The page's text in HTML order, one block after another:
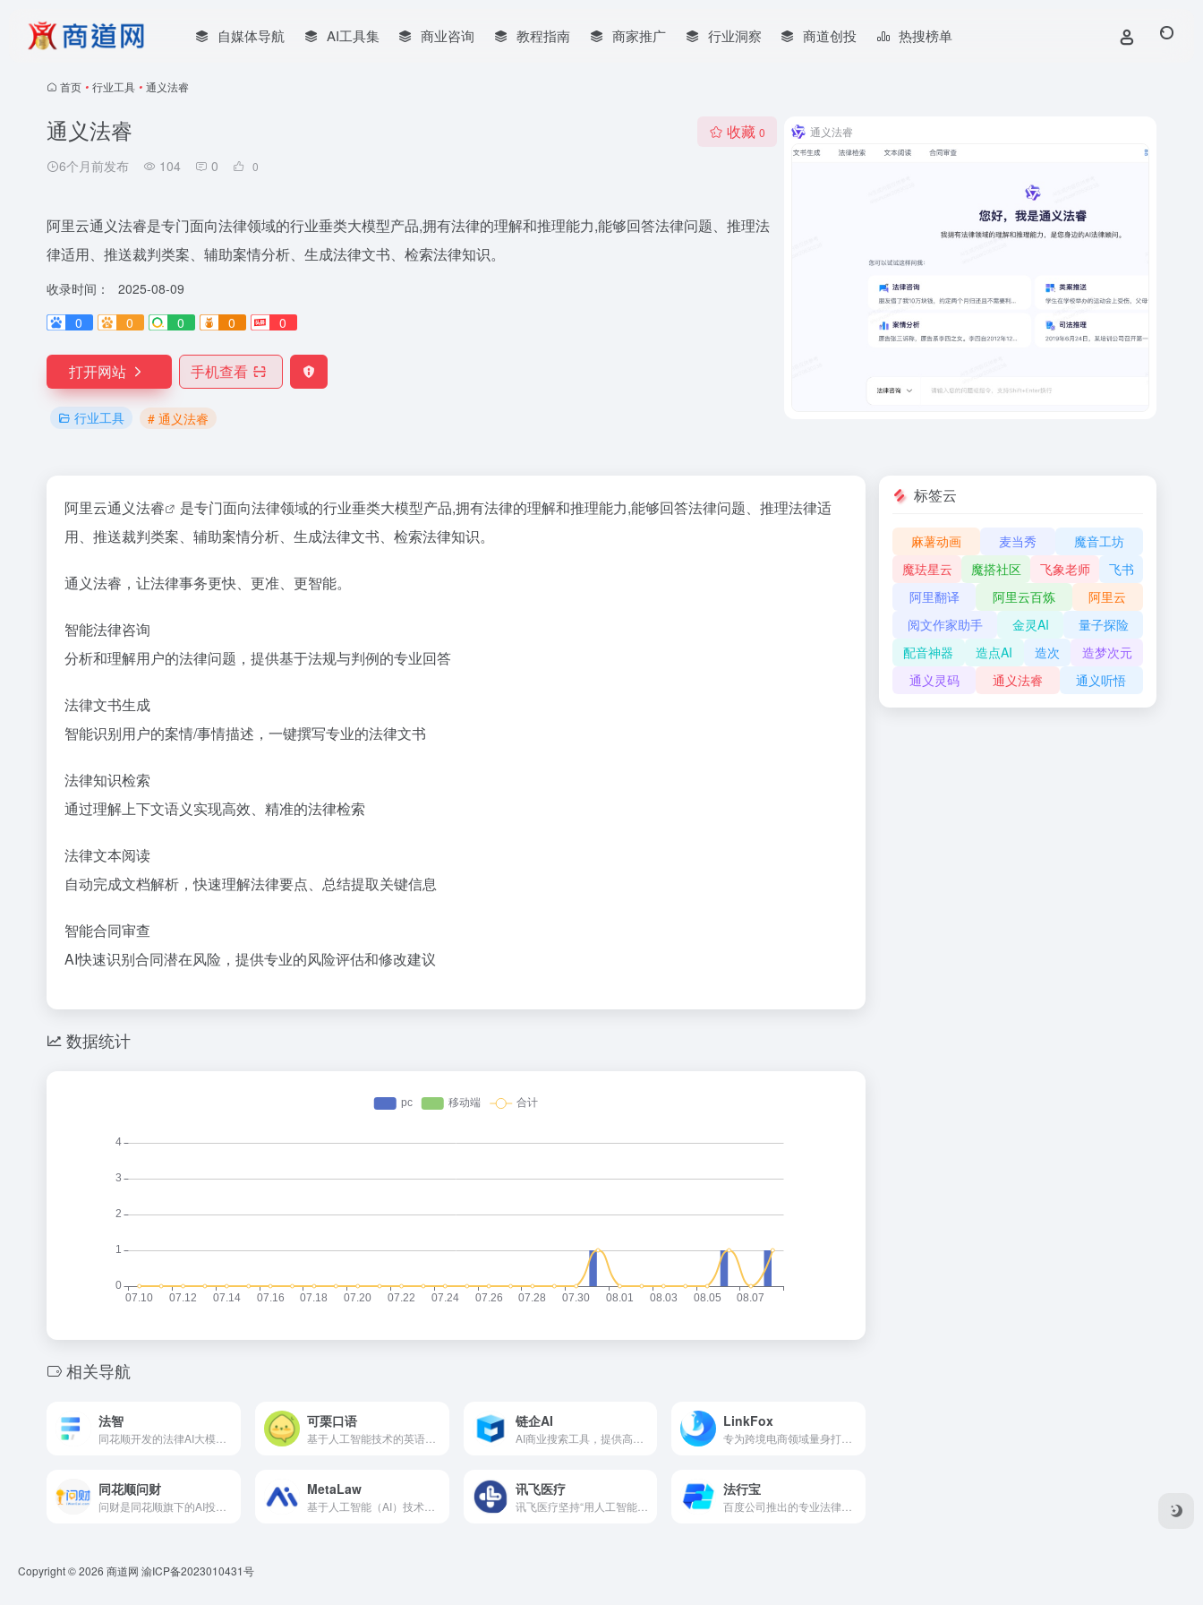
自媒体导航 AI工具集 商业咨询 教程指南 商家推广 行业洞察 商道创投 热搜榜单
首页 • 行业工具 • 通义法睿
通义法睿
6个月前发布 104 0 0
收藏 0
阿里云通义法睿是专门面向法律领域的行业垂类大模型产品,拥有法律的理解和推理能力,能够回答法律问题、推理法
律适用、推送裁判类案、辅助案情分析、生成法律文书、检索法律知识。
收录时间：
2025-08-09
0
0 0 0 0
打开网站 手机查看
行业工具 # 通义法睿
通义法睿
阿里云通义法睿
是专门面向法律领域的行业垂类大模型产品,拥有法律的理解和推理能力,能够回答法律问题、推理法律适
用、推送裁判类案、辅助案情分析、生成法律文书、检索法律知识。
通义法睿，让法律事务更快、更准、更智能。
智能法律咨询
分析和理解用户的法律问题，提供基于法规与判例的专业回答
法律文书生成
智能识别用户的案情/事情描述，一键撰写专业的法律文书
法律知识检索
通过理解上下文语义实现高效、精准的法律检索
法律文本阅读
自动完成文档解析，快速理解法律要点、总结提取关键信息
智能合同审查
AI快速识别合同潜在风险，提供专业的风险评估和修改建议
数据统计
相关导航
法智 可栗口语
基于人工智能技术的英语口语学习工具，专为提升用户的英语口语能力而设计。
链企AI LinkFox
同花顺问财 MetaLaw
基于人工智能（AI）技术的法律类案检索与分析工具，由秘塔科技研发。
讯飞医疗
讯飞医疗坚持“用人工智能服务健康中国”，致力于将人工智能技术与医疗行业深度融合，打造人工智能+医疗的新蓝海，推动健康医疗产业发展，助力国家医改政策的落实。
法行宝
标签云
麻薯动画 麦当秀
魔音工坊
魔珐星云
魔搭社区 飞象老师
飞书
阿里翻译
阿里云百炼
阿里云
阅文作家助手
金灵AI
量子探险
配音神器
造点AI 造次
造梦次元
通义灵码
通义法睿 通义听悟
Copyright © 2026 商道网 渝ICP备2023010431号